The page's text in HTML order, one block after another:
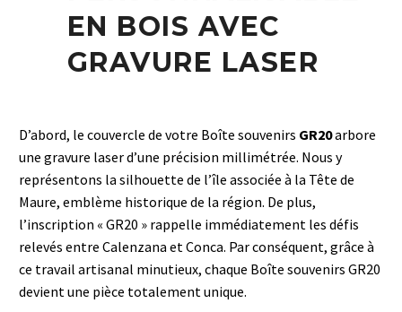
D’abord, le couvercle de votre Boîte souvenirs GR20arbore
une gravure laser d’une précision millimétrée. Nous y
représentons la silhouette de l’île associée à la Tête de
Maure, emblème historique de la région. De plus,
l’inscription « GR20 » rappelle immédiatement les défis
relevés entre Calenzana et Conca. Par conséquent, grâce à
ce travail artisanal minutieux, chaque Boîte souvenirs GR20
devient une pièce totalement unique.